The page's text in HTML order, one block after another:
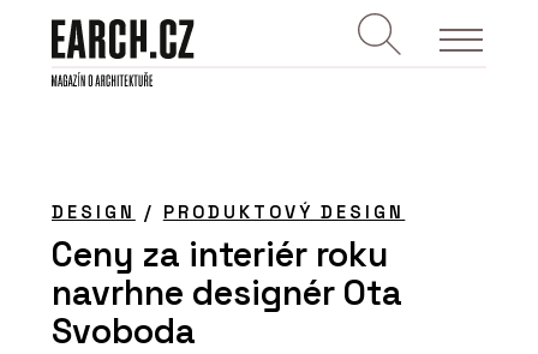
DESIGN / PRODUKTOVÝ DESIGN
Ceny za interiér roku
navrhne designér Ota
Svoboda